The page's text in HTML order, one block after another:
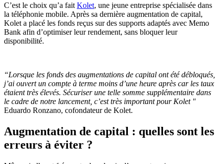
C’est le choix qu’a fait Kolet, une jeune entreprise spécialisée dans
la téléphonie mobile. Après sa dernière augmentation de capital,
Kolet a placé les fonds reçus sur des supports adaptés avec Memo
Bank afin d’optimiser leur rendement, sans bloquer leur
disponibilité.
“Lorsque les fonds des augmentations de capital ont été débloqués,
j’ai ouvert un compte à terme moins d’une heure après car les taux
étaient très élevés. Sécuriser une telle somme supplémentaire dans
le cadre de notre lancement, c’est très important pour Kolet "
Eduardo Ronzano, cofondateur de Kolet.
Augmentation de capital : quelles sont les
erreurs à éviter ?